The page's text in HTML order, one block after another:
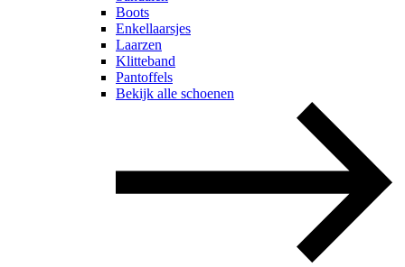
Boots
Enkellaarsjes
Laarzen
Klitteband
Pantoffels
Bekijk alle schoenen